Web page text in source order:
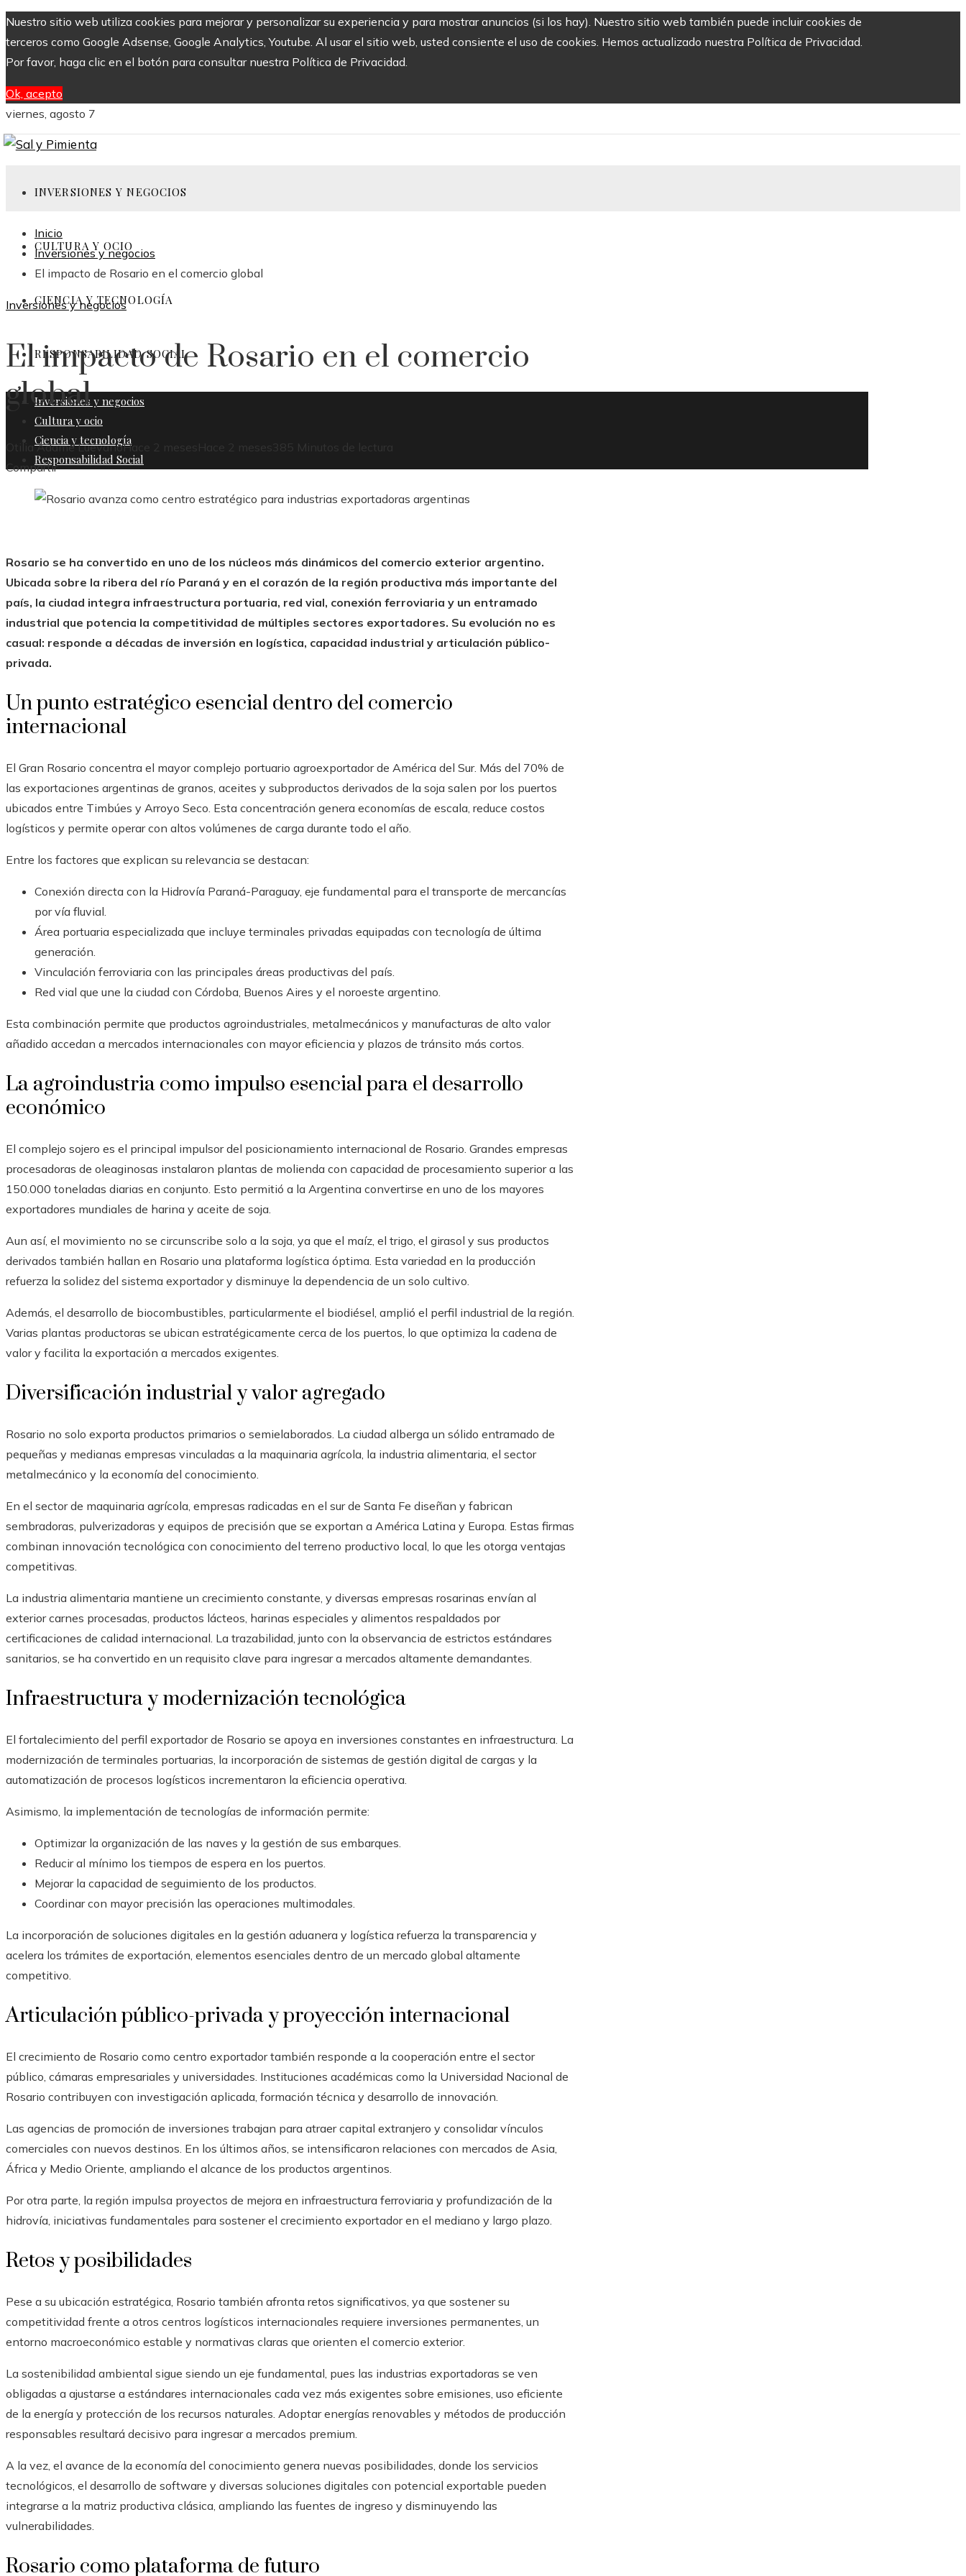
Nuestro sitio web utiliza cookies para mejorar y personalizar su experiencia y para mostrar anuncios (si los hay). Nuestro sitio web también puede incluir cookies de
terceros como Google Adsense, Google Analytics, Youtube. Al usar el sitio web, usted consiente el uso de cookies. Hemos actualizado nuestra Política de Privacidad.
Por favor, haga clic en el botón para consultar nuestra Política de Privacidad.
Ok, acepto
viernes, agosto 7
INVERSIONES Y NEGOCIOS
CULTURA Y OCIO
CIENCIA Y TECNOLOGÍA
RESPONSABILIDAD SOCIAL
Inversiones y negocios
Cultura y ocio
Ciencia y tecnología
Responsabilidad Social
Inicio
Inversiones y negocios
El impacto de Rosario en el comercio global
Inversiones y negocios
El impacto de Rosario en el comercio
global
Otilia Adame LuevanoHace 2 meses Hace 2 meses 38 5 Minutos de lectura
Facebook
Twitter
LinkedIn
Pinterest
Stumbleupon
Email
Compartir
Rosario se ha convertido en uno de los núcleos más dinámicos del comercio exterior argentino.
Ubicada sobre la ribera del río Paraná y en el corazón de la región productiva más importante del
país, la ciudad integra infraestructura portuaria, red vial, conexión ferroviaria y un entramado
industrial que potencia la competitividad de múltiples sectores exportadores. Su evolución no es
casual: responde a décadas de inversión en logística, capacidad industrial y articulación público-
privada.
Un punto estratégico esencial dentro del comercio
internacional
El Gran Rosario concentra el mayor complejo portuario agroexportador de América del Sur. Más del 70% de
las exportaciones argentinas de granos, aceites y subproductos derivados de la soja salen por los puertos
ubicados entre Timbúes y Arroyo Seco. Esta concentración genera economías de escala, reduce costos
logísticos y permite operar con altos volúmenes de carga durante todo el año.
Entre los factores que explican su relevancia se destacan:
Conexión directa con la Hidrovía Paraná-Paraguay, eje fundamental para el transporte de mercancías
por vía fluvial.
Área portuaria especializada que incluye terminales privadas equipadas con tecnología de última
generación.
Vinculación ferroviaria con las principales áreas productivas del país.
Red vial que une la ciudad con Córdoba, Buenos Aires y el noroeste argentino.
Esta combinación permite que productos agroindustriales, metalmecánicos y manufacturas de alto valor
añadido accedan a mercados internacionales con mayor eficiencia y plazos de tránsito más cortos.
La agroindustria como impulso esencial para el desarrollo
económico
El complejo sojero es el principal impulsor del posicionamiento internacional de Rosario. Grandes empresas
procesadoras de oleaginosas instalaron plantas de molienda con capacidad de procesamiento superior a las
150.000 toneladas diarias en conjunto. Esto permitió a la Argentina convertirse en uno de los mayores
exportadores mundiales de harina y aceite de soja.
Aun así, el movimiento no se circunscribe solo a la soja, ya que el maíz, el trigo, el girasol y sus productos
derivados también hallan en Rosario una plataforma logística óptima. Esta variedad en la producción
refuerza la solidez del sistema exportador y disminuye la dependencia de un solo cultivo.
Además, el desarrollo de biocombustibles, particularmente el biodiésel, amplió el perfil industrial de la región.
Varias plantas productoras se ubican estratégicamente cerca de los puertos, lo que optimiza la cadena de
valor y facilita la exportación a mercados exigentes.
Diversificación industrial y valor agregado
Rosario no solo exporta productos primarios o semielaborados. La ciudad alberga un sólido entramado de
pequeñas y medianas empresas vinculadas a la maquinaria agrícola, la industria alimentaria, el sector
metalmecánico y la economía del conocimiento.
En el sector de maquinaria agrícola, empresas radicadas en el sur de Santa Fe diseñan y fabrican
sembradoras, pulverizadoras y equipos de precisión que se exportan a América Latina y Europa. Estas firmas
combinan innovación tecnológica con conocimiento del terreno productivo local, lo que les otorga ventajas
competitivas.
La industria alimentaria mantiene un crecimiento constante, y diversas empresas rosarinas envían al
exterior carnes procesadas, productos lácteos, harinas especiales y alimentos respaldados por
certificaciones de calidad internacional. La trazabilidad, junto con la observancia de estrictos estándares
sanitarios, se ha convertido en un requisito clave para ingresar a mercados altamente demandantes.
Infraestructura y modernización tecnológica
El fortalecimiento del perfil exportador de Rosario se apoya en inversiones constantes en infraestructura. La
modernización de terminales portuarias, la incorporación de sistemas de gestión digital de cargas y la
automatización de procesos logísticos incrementaron la eficiencia operativa.
Asimismo, la implementación de tecnologías de información permite:
Optimizar la organización de las naves y la gestión de sus embarques.
Reducir al mínimo los tiempos de espera en los puertos.
Mejorar la capacidad de seguimiento de los productos.
Coordinar con mayor precisión las operaciones multimodales.
La incorporación de soluciones digitales en la gestión aduanera y logística refuerza la transparencia y
acelera los trámites de exportación, elementos esenciales dentro de un mercado global altamente
competitivo.
Articulación público-privada y proyección internacional
El crecimiento de Rosario como centro exportador también responde a la cooperación entre el sector
público, cámaras empresariales y universidades. Instituciones académicas como la Universidad Nacional de
Rosario contribuyen con investigación aplicada, formación técnica y desarrollo de innovación.
Las agencias de promoción de inversiones trabajan para atraer capital extranjero y consolidar vínculos
comerciales con nuevos destinos. En los últimos años, se intensificaron relaciones con mercados de Asia,
África y Medio Oriente, ampliando el alcance de los productos argentinos.
Por otra parte, la región impulsa proyectos de mejora en infraestructura ferroviaria y profundización de la
hidrovía, iniciativas fundamentales para sostener el crecimiento exportador en el mediano y largo plazo.
Retos y posibilidades
Pese a su ubicación estratégica, Rosario también afronta retos significativos, ya que sostener su
competitividad frente a otros centros logísticos internacionales requiere inversiones permanentes, un
entorno macroeconómico estable y normativas claras que orienten el comercio exterior.
La sostenibilidad ambiental sigue siendo un eje fundamental, pues las industrias exportadoras se ven
obligadas a ajustarse a estándares internacionales cada vez más exigentes sobre emisiones, uso eficiente
de la energía y protección de los recursos naturales. Adoptar energías renovables y métodos de producción
responsables resultará decisivo para ingresar a mercados premium.
A la vez, el avance de la economía del conocimiento genera nuevas posibilidades, donde los servicios
tecnológicos, el desarrollo de software y diversas soluciones digitales con potencial exportable pueden
integrarse a la matriz productiva clásica, ampliando las fuentes de ingreso y disminuyendo las
vulnerabilidades.
Rosario como plataforma de futuro